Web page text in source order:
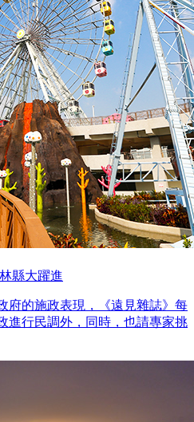
縣大躍進
府的施政表現，《遠見雜誌》每
進行民調外，同時，也請專家挑